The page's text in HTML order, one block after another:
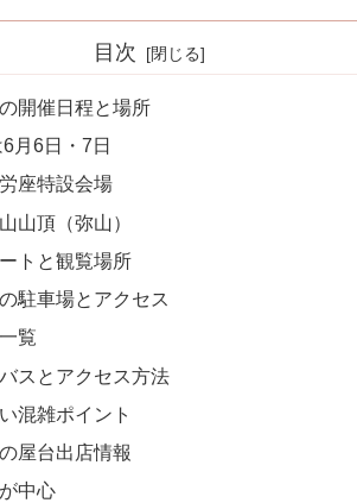
目次
開催日程と場所
月6日・7日
座特設会場
山頂（弥山）
トと観覧場所
駐車場とアクセス
覧
スとアクセス方法
混雑ポイント
屋台出店情報
中心